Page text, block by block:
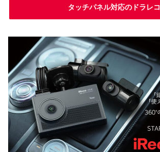
タッチパネル対応のドラレコ